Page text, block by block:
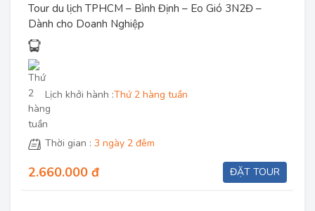
Tour du lịch TPHCM – Bình Định – Eo Gió 3N2Đ –
Dành cho Doanh Nghiệp
Lịch khởi hành :Thứ 2 hàng tuần
Thời gian : 3 ngày 2 đêm
2.660.000 đ ĐẶT TOUR